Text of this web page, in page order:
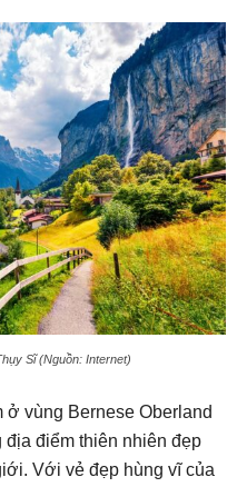
Sĩ (Nguồn: Internet)
ở vùng Bernese Oberland
điểm thiên nhiên đẹp
Với vẻ đẹp hùng vĩ của